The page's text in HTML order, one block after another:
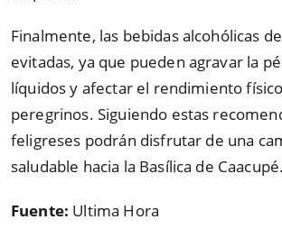
Finalmente, las bebidas alcohólicas
evitadas, ya que pueden agravar la
líquidos y afectar el rendimiento
peregrinos. Siguiendo estas
feligreses podrán disfrutar de una
saludable hacia la Basílica de Caacupé.
Fuente: Ultima Hora